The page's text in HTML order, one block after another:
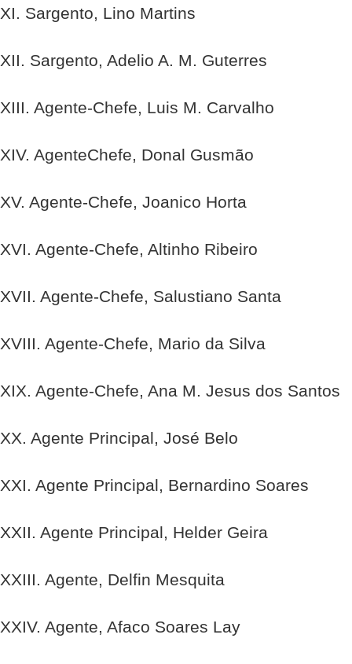
XI. Sargento, Lino Martins
XII. Sargento, Adelio A. M. Guterres
XIII. Agente-Chefe, Luis M. Carvalho
XIV. AgenteChefe, Donal Gusmão
XV. Agente-Chefe, Joanico Horta
XVI. Agente-Chefe, Altinho Ribeiro
XVII. Agente-Chefe, Salustiano Santa
XVIII. Agente-Chefe, Mario da Silva
XIX. Agente-Chefe, Ana M. Jesus dos Santos
XX. Agente Principal, José Belo
XXI. Agente Principal, Bernardino Soares
XXII. Agente Principal, Helder Geira
XXIII. Agente, Delfin Mesquita
XXIV. Agente, Afaco Soares Lay